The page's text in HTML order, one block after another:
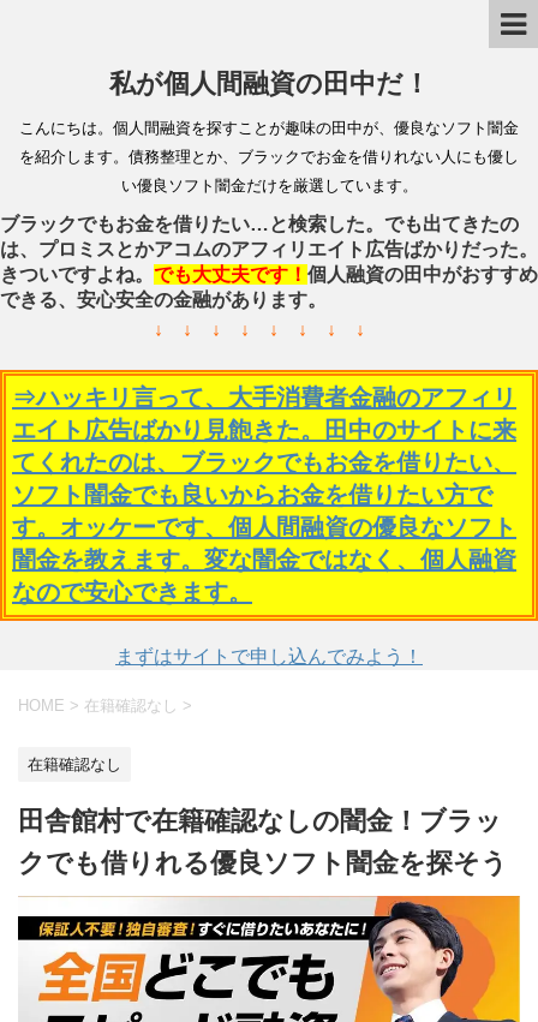
私が個人間融資の田中だ！
こんにちは。個人間融資を探すことが趣味の田中が、優良なソフト闇金
を紹介します。債務整理とか、ブラックでお金を借りれない人にも優し
い優良ソフト闇金だけを厳選しています。
ブラックでもお金を借りたい…と検索した。でも出てきたの
は、プロミスとかアコムのアフィリエイト広告ばかりだった。
きついですよね。 でも大丈夫です！ 個人融資の田中がおすすめ
できる、安心安全の金融があります。
↓ ↓ ↓ ↓ ↓ ↓ ↓ ↓
⇒ハッキリ言って、大手消費者金融のアフィリ
エイト広告ばかり見飽きた。田中のサイトに来
てくれたのは、ブラックでもお金を借りたい、
ソフト闇金でも良いからお金を借りたい方で
す。オッケーです、個人間融資の優良なソフト
闇金を教えます。変な闇金ではなく、個人融資
なので安心できます。
まずはサイトで申し込んでみよう！
HOME > 在籍確認なし >
在籍確認なし
田舎館村で在籍確認なしの闇金！ブラッ
クでも借りれる優良ソフト闇金を探そう